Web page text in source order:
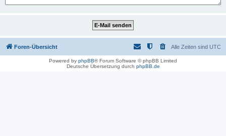
Foren-Übersicht Alle Zeiten sind UTC
Powered by phpBB® Forum Software © phpBB Limited
Deutsche Übersetzung durch phpBB.de